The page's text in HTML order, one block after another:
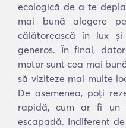
ecologică de a te
mai bună alegere
călătorească în lux
generos. În final,
motor sunt cea mai
să viziteze mai multe
De asemenea, poți
rapidă, cum ar fi un
escapadă. Indiferent